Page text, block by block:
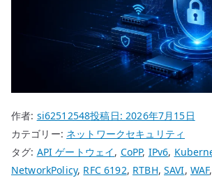
作者: si62512548投稿日:2026年7月15日
カテゴリー: ネットワークセキュリティ
タグ: API ゲートウェイ, CoPP, IPv6,
NetworkPolicy, RFC 6192, RTBH, SAVI, WAF,